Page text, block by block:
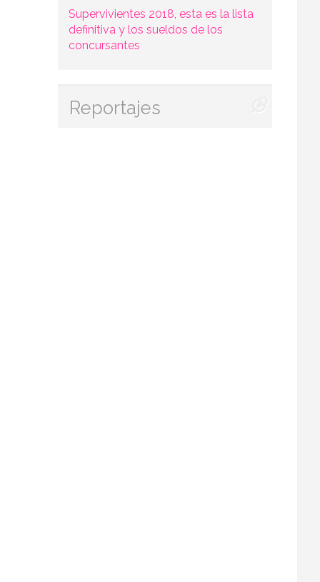
Supervivientes 2018, esta es la lista
definitiva y los sueldos de los
concursantes
Reportajes